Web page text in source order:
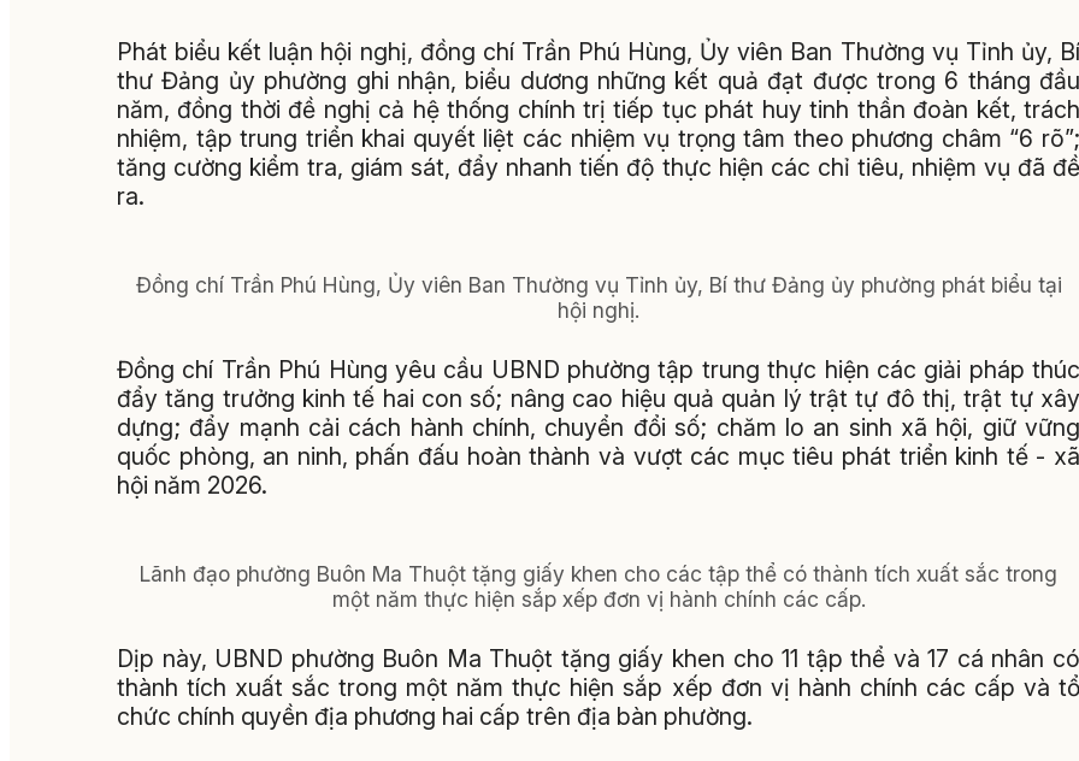
Phát biểu kết luận hội nghị, đồng chí Trần Phú Hùng, Ủy viên Ban Thường vụ Tỉnh ủy, Bí
thư Đảng ủy phường ghi nhận, biểu dương những kết quả đạt được trong 6 tháng đầu
năm, đồng thời đề nghị cả hệ thống chính trị tiếp tục phát huy tinh thần đoàn kết, trách
nhiệm, tập trung triển khai quyết liệt các nhiệm vụ trọng tâm theo phương châm “6 rõ”;
tăng cường kiểm tra, giám sát, đẩy nhanh tiến độ thực hiện các chỉ tiêu, nhiệm vụ đã đề
ra.
Đồng chí Trần Phú Hùng, Ủy viên Ban Thường vụ Tỉnh ủy, Bí thư Đảng ủy phường phát biểu tại
hội nghị.
Đồng chí Trần Phú Hùng yêu cầu UBND phường tập trung thực hiện các giải pháp thúc
đẩy tăng trưởng kinh tế hai con số; nâng cao hiệu quả quản lý trật tự đô thị, trật tự xây
dựng; đẩy mạnh cải cách hành chính, chuyển đổi số; chăm lo an sinh xã hội, giữ vững
quốc phòng, an ninh, phấn đấu hoàn thành và vượt các mục tiêu phát triển kinh tế - xã
hội năm 2026.
Lãnh đạo phường Buôn Ma Thuột tặng giấy khen cho các tập thể có thành tích xuất sắc trong
một năm thực hiện sắp xếp đơn vị hành chính các cấp.
Dịp này, UBND phường Buôn Ma Thuột tặng giấy khen cho 11 tập thể và 17 cá nhân có
thành tích xuất sắc trong một năm thực hiện sắp xếp đơn vị hành chính các cấp và tổ
chức chính quyền địa phương hai cấp trên địa bàn phường.